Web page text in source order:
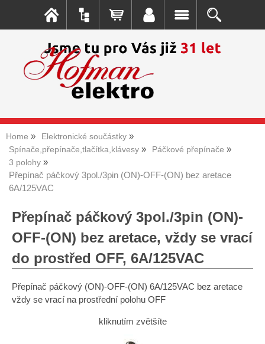
Home
Elektronické součástky
Spínače,přepínače,tlačítka,klávesy
Páčkové přepínače
3 polohy
Přepínač páčkový 3pol./3pin (ON)-OFF-(ON) bez aretace
6A/125VAC
Přepínač páčkový 3pol./3pin (ON)-
OFF-(ON) bez aretace, vždy se vrací
do prostřed OFF, 6A/125VAC
Přepínač páčkový (ON)-OFF-(ON) 6A/125VAC bez aretace
vždy se vrací na prostřední polohu OFF
kliknutím zvětšíte